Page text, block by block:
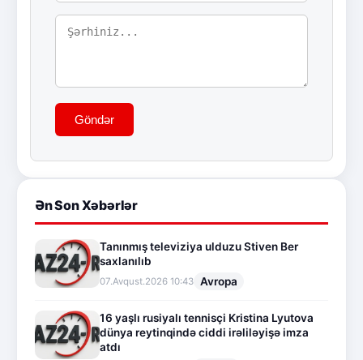
Göndər
Ən Son Xəbərlər
Tanınmış televiziya ulduzu Stiven Ber
saxlanılıb
07.Avqust.2026 10:43 Avropa
16 yaşlı rusiyalı tennisçi Kristina Lyutova
dünya reytinqində ciddi irəliləyişə imza
atdı